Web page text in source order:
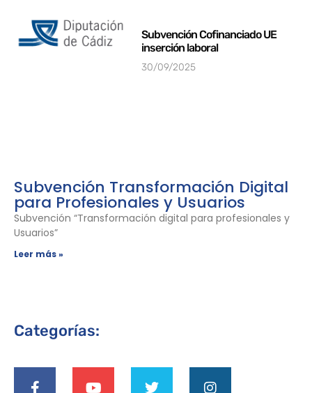
Subvención Cofinanciado UE
inserción laboral
30/09/2025
Subvención Transformación Digital
para Profesionales y Usuarios
Subvención “Transformación digital para profesionales y
Usuarios”
Leer más »
Categorías: